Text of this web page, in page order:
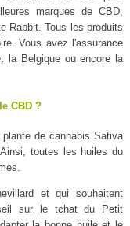
marques de CBD,
Rabbit. Tous les produits
Vous avez l'assurance
la Belgique ou encore la
CBD ?
de cannabis Sativa
toutes les huiles du
et qui souhaitent
sur le tchat du Petit